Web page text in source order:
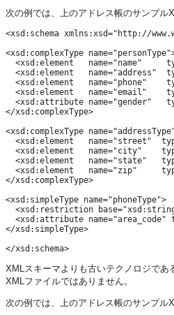
次の例では、上のアドレス帳のサンプル
<xsd:schema xmlns:xsd="http://
<xsd:complexType
<xsd:element   name="name"
<xsd:element   name="address"
<xsd:element   name="phone"
<xsd:element   name="email"
<xsd:attribute name="gender"
</xsd:complexType>
<xsd:complexType
<xsd:element   name="street"
<xsd:element   name="city"
<xsd:element   name="state"
<xsd:element   name="zip"
</xsd:complexType>
<xsd:simpleType name="phoneType">
<xsd:restriction
<xsd:attribute name="area_code"
</xsd:simpleType>
XMLスキーマよりも古いテクノロジで
XMLファイルではありません。
次の例では、上のアドレス帳のサンプル